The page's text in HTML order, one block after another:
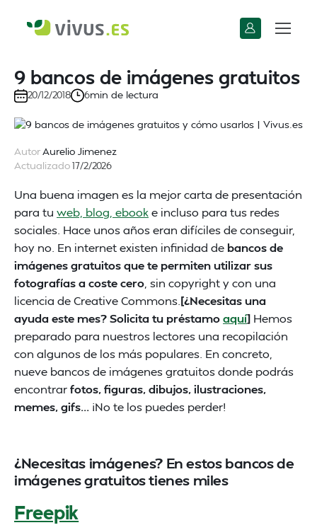
9 bancos de imágenes gratuitos
20/12/2018 6min de lectura
AutorAurelio Jimenez
Actualizado17/2/2026
Una buena imagen es la mejor carta de presentación
para tu web, blog, ebooke incluso para tus redes
sociales. Hace unos años eran difíciles de conseguir,
hoy no. En internet existen infinidad de bancos de
imágenes gratuitos que te permiten utilizar sus
fotografías a coste cero , sin copyright y con una
licencia de Creative Commons. [¿Necesitas una
ayuda este mes? Solicita tu préstamoaquí] Hemos
preparado para nuestros lectores una recopilación
con algunos de los más populares. En concreto,
nueve bancos de imágenes gratuitos donde podrás
encontrarfotos, figuras, dibujos, ilustraciones,
memes, gifs... ¡No te los puedes perder!
¿Necesitas imágenes? En estos bancos de
imágenes gratuitos tienes miles
Freepik